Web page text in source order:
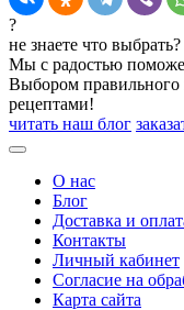
?
не знаете что выбрать?
Мы с радостью
Выбором правильного
рецептами!
читать наш блог
О нас
Блог
Доставка и
Контакты
Личный кабинет
Согласие на
Карта сайта